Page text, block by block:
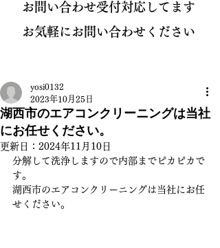
お問い合わせ受付対応してます
お気軽にお問い合わせください
湖西市のエアコンクリーニングは当社
にお任せください。
yosi0132
2023年10月25日
更新日： 2024年11月10日
分解して洗浄しますので内部までピカピカで
す。
湖西市のエアコンクリーニングは当社にお任
せください。